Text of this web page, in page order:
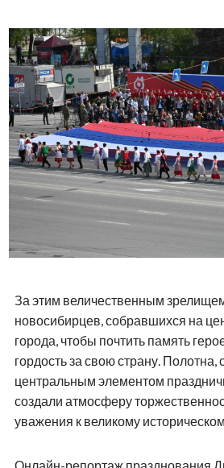
За этим величественным
новосибирцев, собравшихся на
города, чтобы почтить память
гордость за свою страну. Полотна,
центральным элементом
создали атмосферу
уважения к великому